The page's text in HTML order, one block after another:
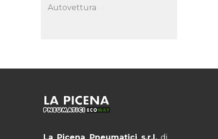
Autovettura
La Picena Pneumatici s.r.l.di